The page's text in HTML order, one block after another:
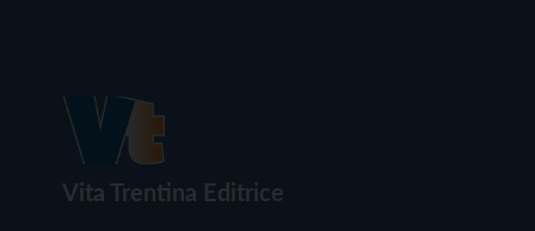
Vita Trentina Editrice